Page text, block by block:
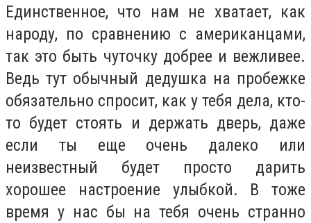
Единственное, что нам не хватает, как
народу, по сравнению с американцами,
так это быть чуточку добрее и вежливее.
Ведь тут обычный дедушка на пробежке
обязательно спросит, как у тебя дела, кто-
то будет стоять и держать дверь, даже
если ты еще очень далеко или
неизвестный будет просто дарить
хорошее настроение улыбкой. В тоже
время у нас бы на тебя очень странно